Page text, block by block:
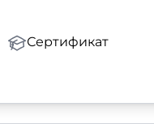
Сертификат